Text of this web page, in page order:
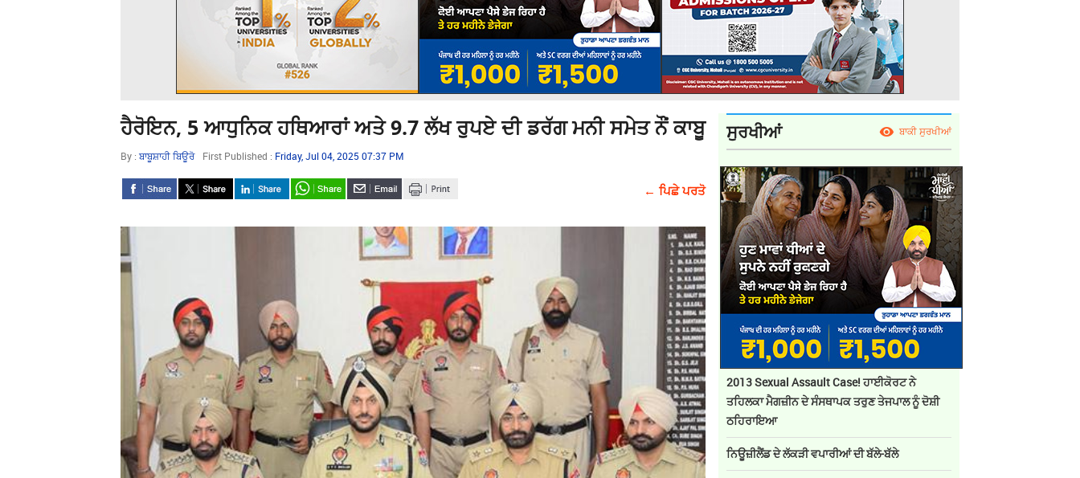
ਹੈਰੋਇਨ, 5 ਆਧੁਨਿਕ ਹਥਿਆਰਾਂ ਅਤੇ 9.7 ਲੱਖ ਰੁਪਏ ਦੀ ਡਰੱਗ ਮਨੀ ਸਮੇਤ ਨੌਂ ਕਾਬੂ
By : ਬਾਬੂਸ਼ਾਹੀ ਬਿਊਰੋ First Published : Friday, Jul 04, 2025 07:37 PM
← ਪਿਛੇ ਪਰਤੋ
ਸੁਰਖੀਆਂ ਬਾਕੀ ਸੁਰਖੀਆਂ
2013 Sexual Assault Case! ਹਾਈਕੋਰਟ ਨੇ
ਤਹਿਲਕਾ ਮੈਗਜ਼ੀਨ ਦੇ ਸੰਸਥਾਪਕ ਤਰੁਣ ਤੇਜਪਾਲ ਨੂੰ ਦੋਸ਼ੀ
ਠਹਿਰਾਇਆ
ਨਿਊਜ਼ੀਲੈਂਡ ਦੇ ਲੱਕੜੀ ਵਪਾਰੀਆਂ ਦੀ ਬੱਲੇ-ਬੱਲੇ